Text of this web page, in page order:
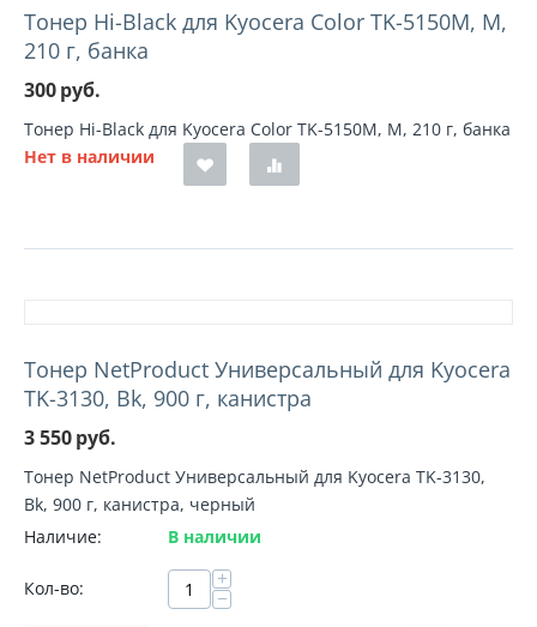
Тонер Hi-Black для Kyocera Color TK-5150M, M,
210 г, банка
300руб.
Тонер Hi-Black для Kyocera Color TK-5150M, M, 210 г, банка
Нет в наличии
Тонер NetProduct Универсальный для Kyocera
TK-3130, Bk, 900 г, канистра
3 550руб.
Тонер NetProduct Универсальный для Kyocera TK-3130,
Bk, 900 г, канистра, черный
Наличие:
В наличии
Кол-во: +
−